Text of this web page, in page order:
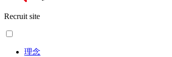
Recruit site
理念